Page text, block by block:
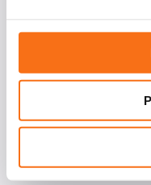
soubory cookie.
sdílíme se svými
analýzy. Partneři tyto
získali v důsledku
Pokud využíváme
odpadá fáze
připravujeme děložní